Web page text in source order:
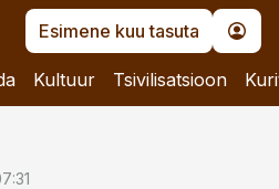
Esimene kuu tasuta
Kultuur Tsivilisatsioon